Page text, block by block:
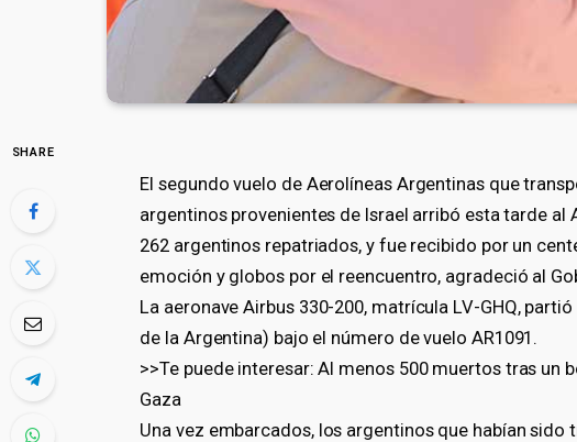
SHARE
El segundo vuelo de Aerolíneas Argentinas que
argentinos provenientes de Israel arribó esta tarde
262 argentinos repatriados, y fue recibido por un
emoción y globos por el reencuentro, agradeció al
La aeronave Airbus 330-200, matrícula LV-GHQ,
de la Argentina) bajo el número de vuelo AR1091.
>>Te puede interesar: Al menos 500 muertos tras un
Gaza
Una vez embarcados, los argentinos que habían sido